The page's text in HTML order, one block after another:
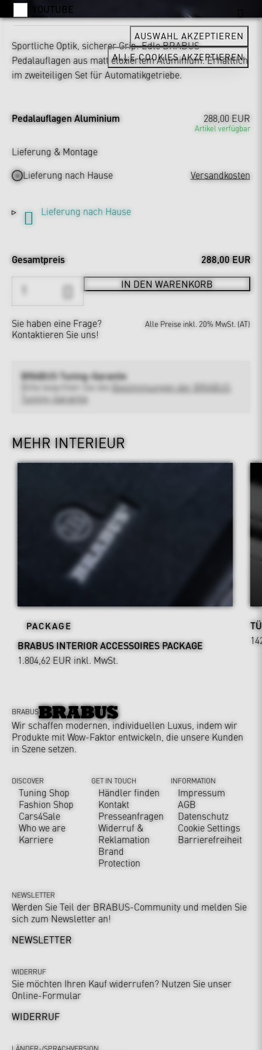
Sportliche Optik, sicherer Grip: Edle BRABUS
Pedalauflagen aus matt eloxiertem Aluminium. Erhältlich
im zweiteiligen Set für Automatikgetriebe.
Pedalauflagen Aluminium 288,00 EUR
Artikel verfügbar
Lieferung & Montage
Lieferung nach Hause
Versandkosten
Lieferung nach Hause
Gesamtpreis 288,00 EUR
IN DEN WARENKORB
Sie haben eine Frage?
Kontaktieren Sie uns!
Alle Preise inkl. 20% MwSt. (AT)
BRABUS Tuning-Garantie
Bitte beachten Sie die
Bestimmungen der BRABUS
Tuning-Garantie
MEHR INTERIEUR
PACKAGE
BRABUS INTERIOR ACCESSOIRES PACKAGE
1.804,62 EUR inkl. MwSt.
YOUTUBE
AUSWAHL AKZEPTIEREN
ALLE COOKIES AKZEPTIEREN
BRABUS
Wir schaffen modernen, individuellen Luxus, indem wir
Produkte mit Wow-Faktor entwickeln, die unsere Kunden
in Szene setzen.
DISCOVER
Tuning Shop
Fashion Shop
Cars4Sale
Who we are
Karriere
GET IN TOUCH
Händler finden
Kontakt
Presseanfragen
Widerruf &
Reklamation
Brand
Protection
INFORMATION
Impressum
AGB
Datenschutz
Cookie Settings
Barrierefreiheit
NEWSLETTER
Werden Sie Teil der BRABUS-Community und melden Sie
sich zum Newsletter an!
NEWSLETTER
WIDERRUF
Sie möchten Ihren Kauf widerrufen? Nutzen Sie unser
Online-Formular
WIDERRUF